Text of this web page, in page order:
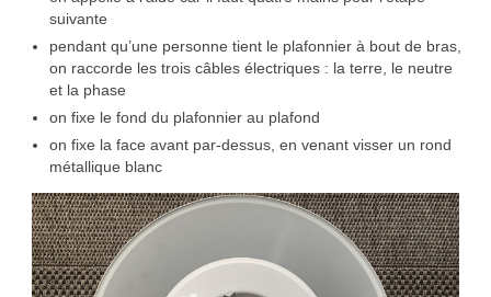
suivante
pendant qu’une personne tient le plafonnier à bout de bras,
on raccorde les trois câbles électriques : la terre, le neutre
et la phase
on fixe le fond du plafonnier au plafond
on fixe la face avant par-dessus, en venant visser un rond
métallique blanc